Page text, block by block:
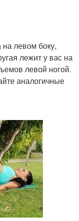
левом боку,
лежит у вас на
левой ногой.
аналогичные